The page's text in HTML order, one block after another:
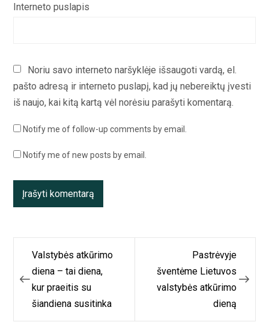
Interneto puslapis
Noriu savo interneto naršyklėje išsaugoti vardą, el.
pašto adresą ir interneto puslapį, kad jų nebereiktų įvesti
iš naujo, kai kitą kartą vėl norėsiu parašyti komentarą.
Notify me of follow-up comments by email.
Notify me of new posts by email.
Navigacija
tarp
įrašų
Valstybės atkūrimo
diena – tai diena,
kur praeitis su
šiandiena susitinka
Pastrėvyje
šventėme Lietuvos
valstybės atkūrimo
dieną